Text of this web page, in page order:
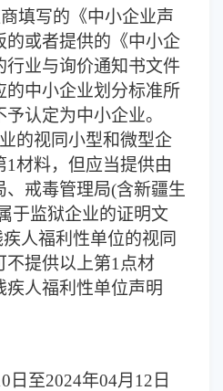
填写的《中小企业声
的或者提供的《中小企
行业与询价通知书文件
的中小企业划分标准所
认定为中小企业。
的视同小型和微型企
材料，但应当提供由
、戒毒管理局(含新疆生
于监狱企业的证明文
人福利性单位的视同
不提供以上第1点材
人福利性单位声明
日至2024年04月12日